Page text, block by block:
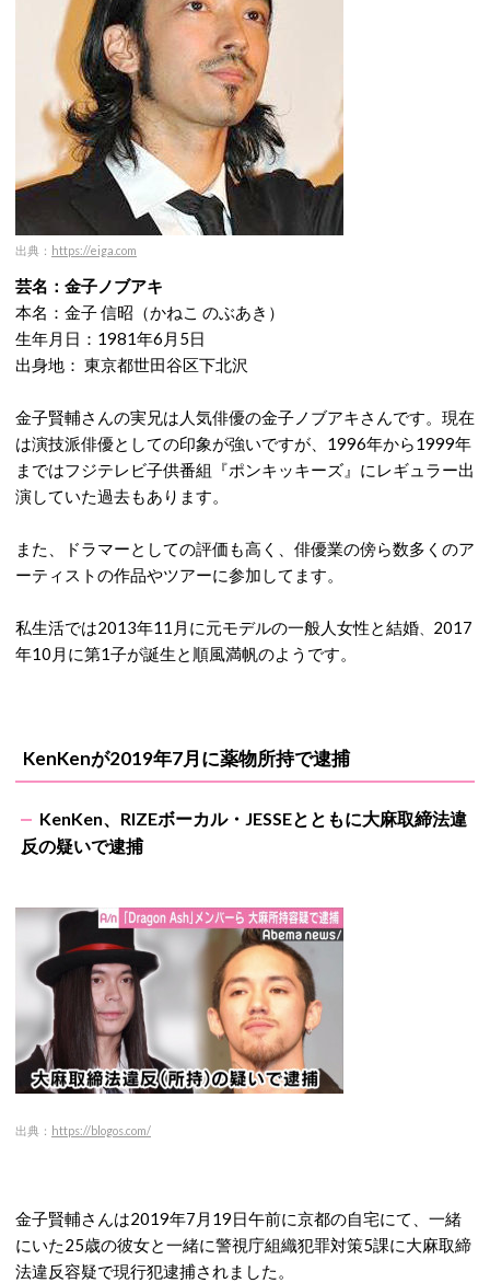
出典： https://eiga.com
芸名：金子ノブアキ
本名：金子 信昭（かねこ のぶあき）
生年月日：1981年6月5日
出身地： 東京都世田谷区下北沢
金子賢輔さんの実兄は人気俳優の金子ノブアキさんです。現在
は演技派俳優としての印象が強いですが、1996年から1999年
まではフジテレビ子供番組『ポンキッキーズ』にレギュラー出
演していた過去もあります。
また、ドラマーとしての評価も高く、俳優業の傍ら数多くのア
ーティストの作品やツアーに参加してます。
私生活では2013年11月に元モデルの一般人女性と結婚、 2017
年10月に第1子が誕生と順風満帆のようです。
KenKenが2019年7月に薬物所持で逮捕
KenKen、RIZEボーカル・JESSEとともに大麻取締法違
反の疑いで逮捕
出典： https://blogos.com/
金子賢輔さんは2019年7月19日午前に京都の自宅にて、一緒
にいた25歳の彼女と一緒に警視庁組織犯罪対策5課に大麻取締
法違反容疑で現行犯逮捕されました。